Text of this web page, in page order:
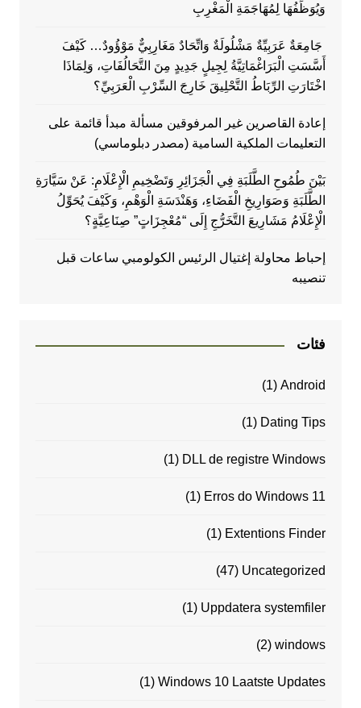
وَيُوَظِّفُهَا لِمُهَاجَمَةِ الْمَغْرِبِ
جَامِعَةٌ عَرَبِيِّةٌ مَشْلُولَةٌ وَاتِّحَادٌ مَغَارِبِيٌّ مَوْؤُودٌ… كَيْفَ
أَسَّسَتِ الْبَرَاغْمَاتِيَّةُ لِجِيلٍ جَدِيدٍ مِنَ التَّحَالُفَاتِ، وَلِمَاذَا
اخْتَارَتِ الرِّبَاطُ التَّحْلِيقَ خَارِجَ السِّرْبِ الْعَرَبِيِّ؟
إعادة القاصرين غير المرفوقين مسألة مبدأ قائمة على
التعليمات الملكية السامية (مصدر دبلوماسي)
بَيْنَ طُمُوحِ الطَّلَبَةِ فِي الْجَزَائِرِ وَتَضْخِيمِ الْإِعْلَامِ: عَنْ سَيَّارَةِ
الطَّلَبَةِ وَصَوَارِيخِ الْفَضَاءِ، وَهَنْدَسَةِ الْوَهْمِ، وَكَيْفَ يُحَوِّلُ
الْإِعْلَامُ مَشَارِيعَ التَّخَرُّجِ إِلَى “مُعْجِزَاتٍ” صِنَاعِيَّةٍ؟
إحباط محاولة إغتيال الرئيس الكولومبي ساعات قبل
تنصيبه
فئات
Android
(1)
Dating Tips
(1)
DLL de registre Windows
(1)
Erros do Windows 11
(1)
Extentions Finder
(1)
Uncategorized
(47)
Uppdatera systemfiler
(1)
windows
(2)
Windows 10 Laatste Updates
(1)